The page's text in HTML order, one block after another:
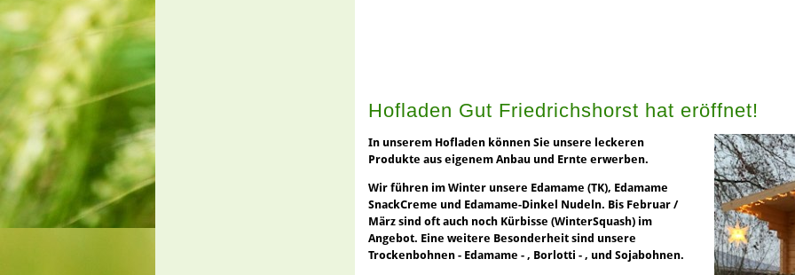
Hofladen Gut Friedrichshorst hat eröffnet!
In unserem Hofladen können Sie unsere leckeren
Produkte aus eigenem Anbau und Ernte erwerben.
Wir führen im Winter unsere Edamame (TK), Edamame
SnackCreme und Edamame-Dinkel Nudeln. Bis Februar /
März sind oft auch noch Kürbisse (WinterSquash) im
Angebot. Eine weitere Besonderheit sind unsere
Trockenbohnen - Edamame - , Borlotti - , und Sojabohnen.